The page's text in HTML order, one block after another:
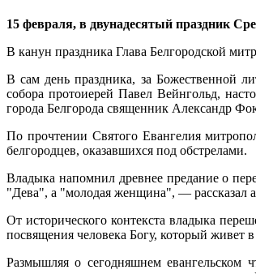
15 февраля, в двунадесятый праздник
В канун праздника Глава Белгородской
В сам день праздника, за Божественной
собора протоиерей Павел Вейнгольд,
города Белгорода священник Александр
По прочтении Святого Евангелия
белгородцев, оказавшихся под обстрелами.
Владыка напомнил древнее предание о
"Дева", а "молодая женщина", — рассказал
От исторического контекста владыка
посвящения человека Богу, который живет
Размышляя о сегодняшнем